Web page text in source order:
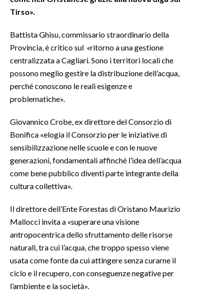
Tirso».
Battista Ghisu, commissario straordinario della
Provincia, è critico sul «ritorno a una gestione
centralizzata a Cagliari. Sono i territori locali che
possono meglio gestire la distribuzione dell’acqua,
perché conoscono le reali esigenze e
problematiche».
Giovannico Crobe, ex direttore del Consorzio di
Bonifica «elogia il Consorzio per le iniziative di
sensibilizzazione nelle scuole e con le nuove
generazioni, fondamentali affinché l’idea dell’acqua
come bene pubblico diventi parte integrante della
cultura collettiva».
Il direttore dell’Ente Forestas di Oristano Maurizio
Mallocci invita a «superare una visione
antropocentrica dello sfruttamento delle risorse
naturali, tra cui l’acqua, che troppo spesso viene
usata come fonte da cui attingere senza curarne il
ciclo e il recupero, con conseguenze negative per
l’ambiente e la società».